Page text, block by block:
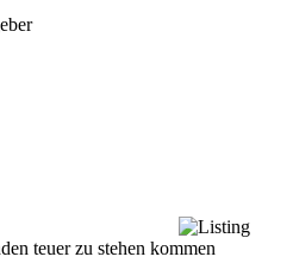
teuer zu stehen kommen